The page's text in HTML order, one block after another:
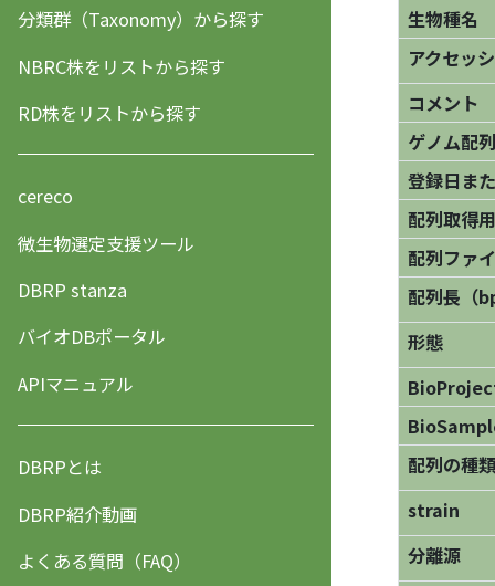
分類群（Taxonomy）から探す
NBRC株をリストから探す
RD株をリストから探す
cereco
微生物選定支援ツール
DBRP stanza
バイオDBポータル
APIマニュアル
DBRPとは
DBRP紹介動画
よくある質問（FAQ）
生物種名
アクセッ
コメント
ゲノム配
登録日ま
配列取得
配列ファ
配列長（
形態
配列の種
strain
分離源